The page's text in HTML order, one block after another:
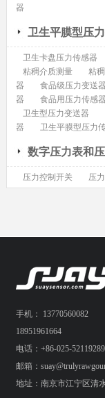
器
卫生平膜型压
卫生卡盘压力传感器
粘稠介质测量
粘
器
食品级压力变送器
器
食品用压力传感器
卫生型压力变送器
器
卫生平膜型压力
数字压力表和
压力控制开关 压
手机： 13770560082
18951961664
电话：+86-025-52119289
邮箱：
地址：南京市江宁区清